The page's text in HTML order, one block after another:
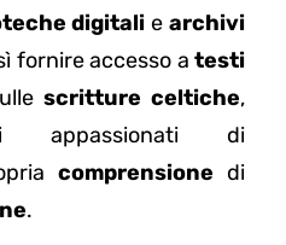
digitali earchivi
fornire accesso a testi
scritture celtiche,
appassionati di
comprensione di
.